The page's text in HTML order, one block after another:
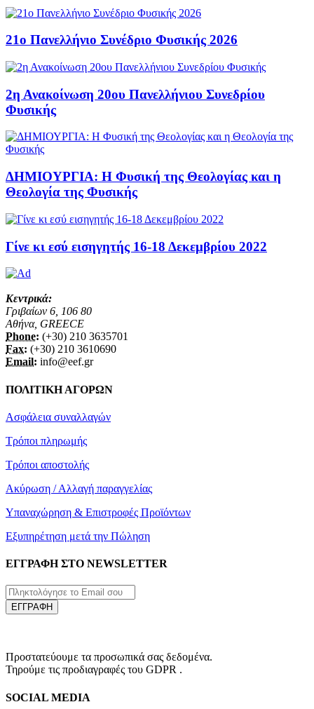
21ο Πανελλήνιο Συνέδριο Φυσικής 2026
2η Ανακοίνωση 20ου Πανελλήνιου Συνεδρίου
Φυσικής
ΔΗΜΙΟΥΡΓΙΑ: Η Φυσική της Θεολογίας και η
Θεολογία της Φυσικής
Γίνε κι εσύ εισηγητής 16-18 Δεκεμβρίου 2022
Κεντρικά:
Γριβαίων 6, 106 80
Αθήνα, GREECE
Phone: (+30) 210 3635701
Fax: (+30) 210 3610690
Email: info@eef.gr
ΠΟΛΙΤΙΚΗ ΑΓΟΡΩΝ
Ασφάλεια συναλλαγών
Τρόποι πληρωμής
Τρόποι αποστολής
Ακύρωση / Αλλαγή παραγγελίας
Υπαναχώρηση & Επιστροφές Προϊόντων
Εξυπηρέτηση μετά την Πώληση
ΕΓΓΡΑΦΗ ΣΤΟ NEWSLETTER
ΕΓΓΡΑΦΗ
Προστατεύουμε τα προσωπικά σας δεδομένα.
Τηρούμε τις προδιαγραφές του GDPR .
SOCIAL MEDIA